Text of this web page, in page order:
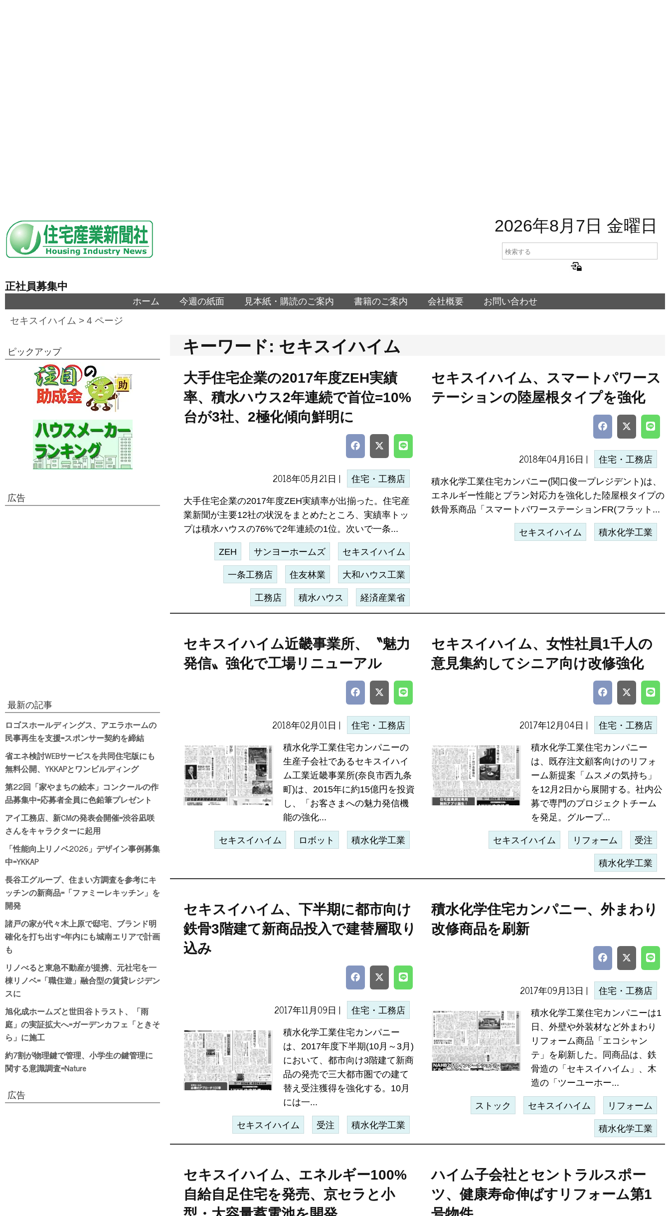
2026年8月7日 金曜日
正社員募集中
ホーム 今週の紙面 見本紙・購読のご案内 書籍のご案内 会社概要 お問い合わせ
セキスイハイム > 4 ページ
キーワード: セキスイハイム
大手住宅企業の2017年度ZEH実績
率、積水ハウス2年連続で首位=10%
台が3社、2極化傾向鮮明に
2018年05月21日 | 住宅・工務店
大手住宅企業の2017年度ZEH実績率が出揃った。住宅産
業新聞が主要12社の状況をまとめたところ、実績率トッ
プは積水ハウスの76%で2年連続の1位。次いで一条...
ZEH サンヨーホームズ セキスイハイム
一条工務店 住友林業 大和ハウス工業
工務店 積水ハウス 経済産業省
セキスイハイム、スマートパワース
テーションの陸屋根タイプを強化
2018年04月16日 | 住宅・工務店
積水化学工業住宅カンパニー(関口俊一プレジデント)は、
エネルギー性能とプラン対応力を強化した陸屋根タイプの
鉄骨系商品「スマートパワーステーションFR(フラット...
セキスイハイム 積水化学工業
セキスイハイム近畿事業所、〝魅力
発信〟強化で工場リニューアル
2018年02月01日 | 住宅・工務店
積水化学工業住宅カンパニーの
生産子会社であるセキスイハイ
ム工業近畿事業所(奈良市西九条
町)は、2015年に約15億円を投資
し、「お客さまへの魅力発信機
能の強化...
セキスイハイム ロボット 積水化学工業
セキスイハイム、女性社員1千人の
意見集約してシニア向け改修強化
2017年12月04日 | 住宅・工務店
積水化学工業住宅カンパニー
は、既存注文顧客向けのリフォ
ーム新提案「ムスメの気持ち」
を12月2日から展開する。社内公
募で専門のプロジェクトチーム
を発足。グループ...
セキスイハイム リフォーム 受注
積水化学工業
セキスイハイム、下半期に都市向け
鉄骨3階建て新商品投入で建替層取り
込み
2017年11月09日 | 住宅・工務店
積水化学工業住宅カンパニー
は、2017年度下半期(10月～3月)
において、都市向け3階建て新商
品の発売で三大都市圏での建て
替え受注獲得を強化する。10月
には一...
セキスイハイム 受注 積水化学工業
積水化学住宅カンパニー、外まわり
改修商品を刷新
2017年09月13日 | 住宅・工務店
積水化学工業住宅カンパニーは1
日、外壁や外装材など外まわり
リフォーム商品「エコシャン
テ」を刷新した。同商品は、鉄
骨造の「セキスイハイム」、木
造の「ツーユーホー...
ストック セキスイハイム リフォーム
積水化学工業
セキスイハイム、エネルギー100%
自給自足住宅を発売、京セラと小
ハイム子会社とセントラルスポー
ツ、健康寿命伸ばすリフォーム第1
ピックアップ
広告
最新の記事
ロゴスホールディングス、アエラホームの
民事再生を支援=スポンサー契約を締結
省エネ検討WEBサービスを共同住宅版にも
無料公開、YKKAPとワンビルディング
第22回「家やまちの絵本」コンクールの作
品募集中=応募者全員に色鉛筆プレゼント
アイ工務店、新CMの発表会開催=渋谷凪咲
さんをキャラクターに起用
「性能向上リノベ2026」デザイン事例募集
中=YKKAP
長谷工グループ、住まい方調査を参考にキ
ッチンの新商品=「ファミーレキッチン」を
開発
諸戸の家が代々木上原で邸宅、ブランド明
確化を打ち出す=年内にも城南エリアで計画
も
リノべると東急不動産が提携、元社宅を一
棟リノベ=「職住遊」融合型の賃貸レジデン
スに
旭化成ホームズと世田谷トラスト、「雨
庭」の実証拡大へ=ガーデンカフェ「ときそ
ら」に施工
約7割が物理鍵で管理、小学生の鍵管理に
関する意識調査=Nature
広告